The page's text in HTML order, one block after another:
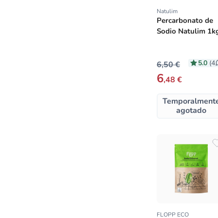
Proveedor:
Natulim
Percarbonato de
Sodio Natulim
5.0 (4
6,50 €
6,48 €
agotado
FLOPP ECO